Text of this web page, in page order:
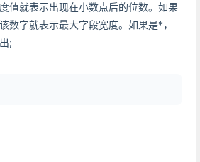
值就表示出现在小数点后的位数。如果
数字就表示最大字段宽度。如果是*，
;